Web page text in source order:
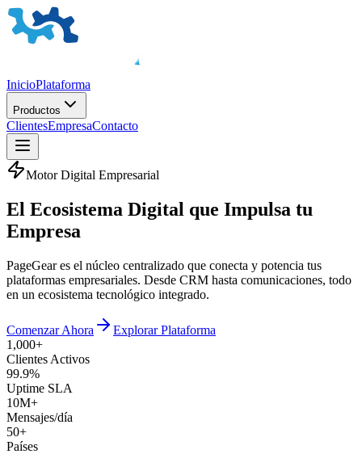
InicioPlataforma
Productos
ClientesEmpresaContacto
Motor Digital Empresarial
El Ecosistema Digital que Impulsa tu
Empresa
PageGear es el núcleo centralizado que conecta y potencia tus
plataformas empresariales. Desde CRM hasta comunicaciones, todo
en un ecosistema tecnológico integrado.
Comenzar Ahora
Explorar Plataforma
1,000+
Clientes Activos
99.9%
Uptime SLA
10M+
Mensajes/día
50+
Países